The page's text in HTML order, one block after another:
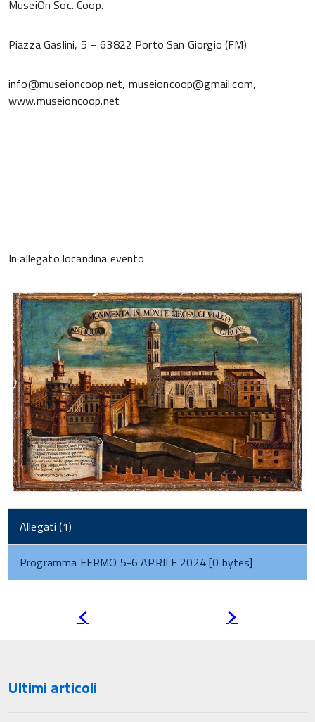
MuseiOn Soc. Coop.
Piazza Gaslini, 5 – 63822 Porto San Giorgio (FM)
info@museioncoop.net, museioncoop@gmail.com,
www.museioncoop.net
In allegato locandina evento
Allegati (1)
Programma FERMO 5-6 APRILE 2024 [0 bytes]
Ultimi articoli